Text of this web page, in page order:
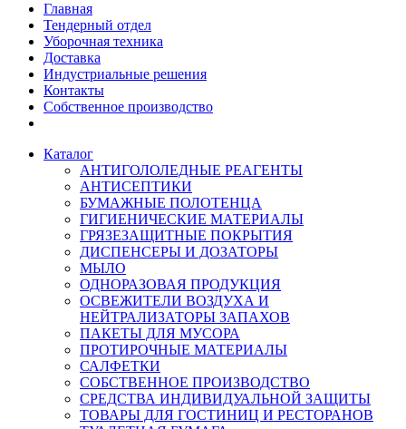
Главная
Тендерный отдел
Уборочная техника
Доставка
Индустриальные решения
Контакты
Собственное производство
Каталог
АНТИГОЛОЛЕДНЫЕ РЕАГЕНТЫ
АНТИСЕПТИКИ
БУМАЖНЫЕ ПОЛОТЕНЦА
ГИГИЕНИЧЕСКИЕ МАТЕРИАЛЫ
ГРЯЗЕЗАЩИТНЫЕ ПОКРЫТИЯ
ДИСПЕНСЕРЫ И ДОЗАТОРЫ
МЫЛО
ОДНОРАЗОВАЯ ПРОДУКЦИЯ
ОСВЕЖИТЕЛИ ВОЗДУХА И
НЕЙТРАЛИЗАТОРЫ ЗАПАХОВ
ПАКЕТЫ ДЛЯ МУСОРА
ПРОТИРОЧНЫЕ МАТЕРИАЛЫ
САЛФЕТКИ
СОБСТВЕННОЕ ПРОИЗВОДСТВО
СРЕДСТВА ИНДИВИДУАЛЬНОЙ ЗАЩИТЫ
ТОВАРЫ ДЛЯ ГОСТИНИЦ И РЕСТОРАНОВ